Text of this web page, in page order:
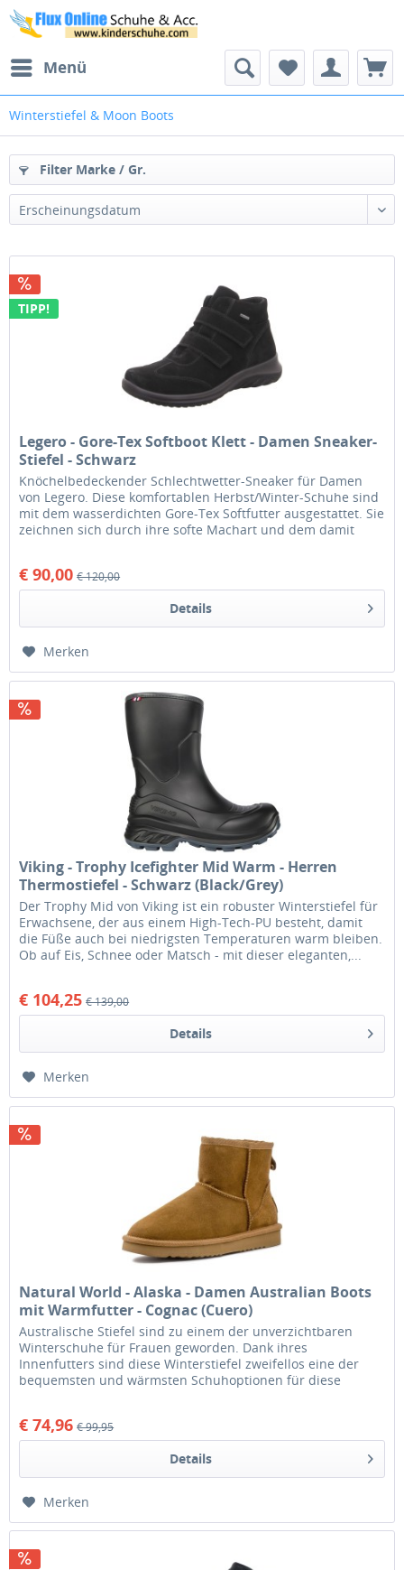
Menü
Winterstiefel & Moon Boots
Filter Marke / Gr.
TIPP!
Legero - Gore-Tex Softboot Klett - Damen Sneaker-
Stiefel - Schwarz
Knöchelbedeckender Schlechtwetter-Sneaker für Damen
von Legero. Diese komfortablen Herbst/Winter-Schuhe sind
mit dem wasserdichten Gore-Tex Softfutter ausgestattet. Sie
zeichnen sich durch ihre softe Machart und dem damit
€ 90,00 € 120,00
Details
Merken
Viking - Trophy Icefighter Mid Warm - Herren
Thermostiefel - Schwarz (Black/Grey)
Der Trophy Mid von Viking ist ein robuster Winterstiefel für
Erwachsene, der aus einem High-Tech-PU besteht, damit
die Füße auch bei niedrigsten Temperaturen warm bleiben.
Ob auf Eis, Schnee oder Matsch - mit dieser eleganten,...
€ 104,25 € 139,00
Details
Merken
Natural World - Alaska - Damen Australian Boots
mit Warmfutter - Cognac (Cuero)
Australische Stiefel sind zu einem der unverzichtbaren
Winterschuhe für Frauen geworden. Dank ihres
Innenfutters sind diese Winterstiefel zweifellos eine der
bequemsten und wärmsten Schuhoptionen für diese
€ 74,96 € 99,95
Details
Merken